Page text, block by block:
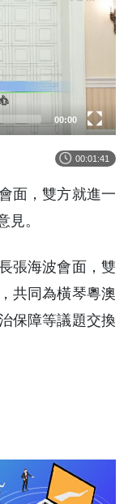
00:00
00:01:41
面，雙方就進一
見。
張海波會面，雙
共同為橫琴粵澳
保障等議題交換